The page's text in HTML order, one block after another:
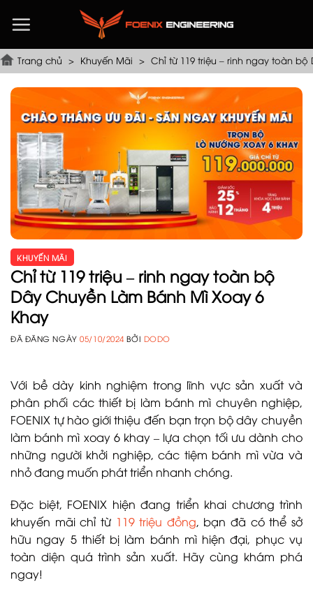
đến
dungTrang chủ > Khuyến Mãi > Chỉ từ 119 triệu – rinh ngay toàn bộ
KHUYẾN MÃI
Chỉ từ 119 triệu – rinh ngay toàn bộ
Dây Chuyền Làm Bánh Mì Xoay 6
Khay
ĐÃ ĐĂNG NGÀY05/10/2024 BỞI DODO
Với bề dày kinh nghiệm trong lĩnh vực sản xuất và
phân phối các thiết bị làm bánh mì chuyên nghiệp,
FOENIX tự hào giới thiệu đến bạn trọn bộ dây chuyền
làm bánh mì xoay 6 khay – lựa chọn tối ưu dành cho
những người khởi nghiệp, các tiệm bánh mì vừa và
nhỏ đang muốn phát triển nhanh chóng.
Đặc biệt, FOENIX hiện đang triển khai chương trình
khuyến mãi chỉ từ 119 triệu đồng, bạn đã có thể sở
hữu ngay 5 thiết bị làm bánh mì hiện đại, phục vụ
toàn diện quá trình sản xuất. Hãy cùng khám phá
ngay!